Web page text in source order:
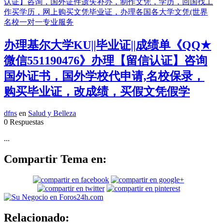
办理基尔大学KU||毕业证||成绩单《QQ★
微信551190476》办理【留信认证】咨询
国外证书，国外学校代申请,名校保录，
购买毕业证，改成绩，买假文凭假学
dfns en Salud y Belleza
0 Respuestas
...
Compartir Tema en:
Relacionado: